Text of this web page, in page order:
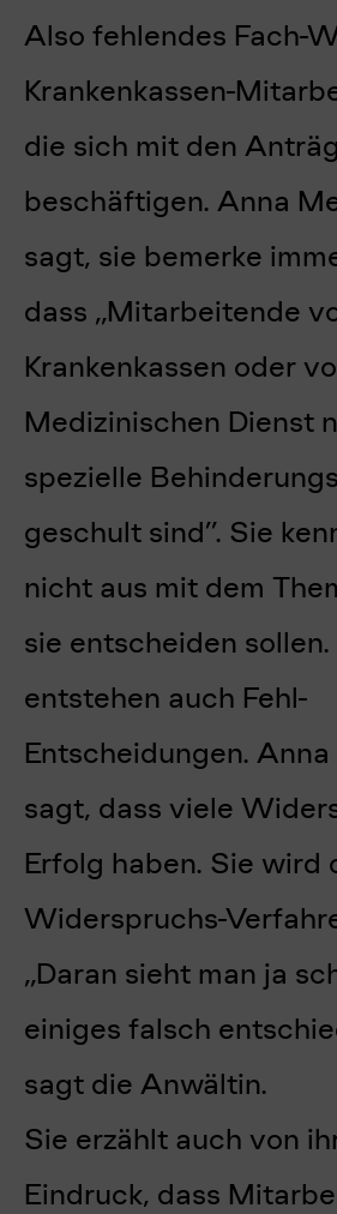
Also fehlendes Fach-
Krankenkassen-
die sich mit den
beschäftigen. Anna
sagt, sie bemerke
dass „Mitarbeitende
Krankenkassen oder
Medizinischen Dienst
spezielle
geschult sind”. Sie
nicht aus mit dem
sie entscheiden sollen.
entstehen auch Fehl-
Entscheidungen.
sagt, dass viele
Erfolg haben. Sie wird
Widerspruchs-
„Daran sieht man ja
einiges falsch
sagt die Anwältin.
Sie erzählt auch von
Eindruck, dass